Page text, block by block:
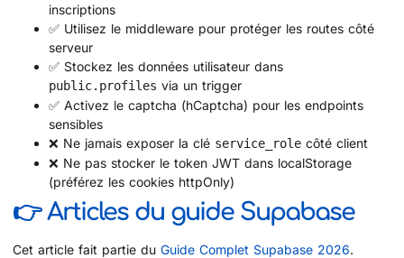
inscriptions
✅ Utilisez le middleware pour protéger les routes côté
serveur
✅ Stockez les données utilisateur dans
public.profiles via un trigger
✅ Activez le captcha (hCaptcha) pour les endpoints
sensibles
❌ Ne jamais exposer la clé service_role côté client
❌ Ne pas stocker le token JWT dans localStorage
(préférez les cookies httpOnly)
👉 Articles du guide Supabase
Cet article fait partie du Guide Complet Supabase 2026.